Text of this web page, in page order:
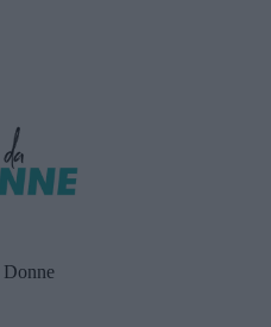
Donne